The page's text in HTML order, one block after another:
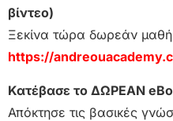
βίντεο)
Ξεκίνα τώρα δωρεάν
https://
Κατέβασε το ΔΩΡΕΑΝ
Απόκτησε τις βασικές